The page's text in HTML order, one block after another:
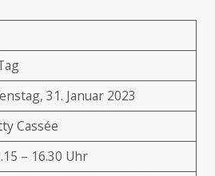
31. Januar 2023
Cassée
– 16.30 Uhr